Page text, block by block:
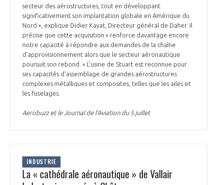
secteur des aérostructures, tout en développant
significativement son implantation globale en Amérique du
Nord », explique Didier Kayat, Directeur général de Daher. Il
précise que cette acquisition « renforce davantage encore
notre capacité à répondre aux demandes de la chaîne
d’approvisionnement alors que le secteur aéronautique
poursuit son rebond. » L’usine de Stuart est reconnue pour
ses capacités d’assemblage de grandes aérostructures
complexes métalliques et composites, telles que les ailes et
les fuselages.
Aerobuzz et le Journal de l’Aviation du 5 juillet
INDUSTRIE
La « cathédrale aéronautique » de Vallair